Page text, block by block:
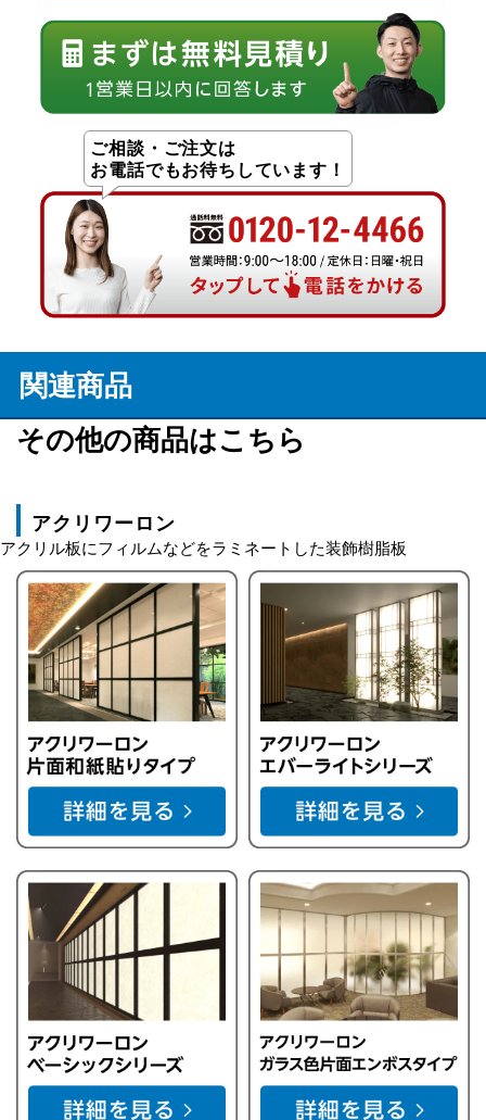
ご相談・ご注文は
お電話でもお待ちしています！
関連商品
その他の商品はこちら
アクリワーロン
アクリル板にフィルムなどをラミネートした装飾樹脂板